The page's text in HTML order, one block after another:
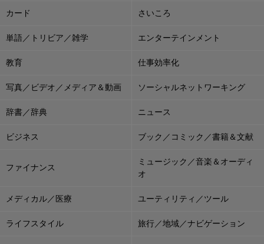
カード さいころ
単語／トリビア／雑学 エンターテインメント
教育 仕事効率化
写真／ビデオ／メディア＆動画 ソーシャルネットワーキング
辞書／辞典 ニュース
ビジネス ブック／コミック／書籍＆文献
ファイナンス
ミュージック／音楽＆オーディ
オ
メディカル／医療 ユーティリティ／ツール
ライフスタイル 旅行／地域／ナビゲーション